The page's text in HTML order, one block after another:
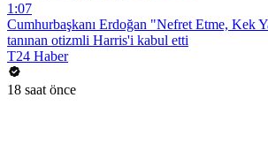
1:07
Cumhurbaşkanı Erdoğan "Nefret Etme, Kek
tanınan otizmli Harris'i kabul etti
T24 Haber
18 saat önce